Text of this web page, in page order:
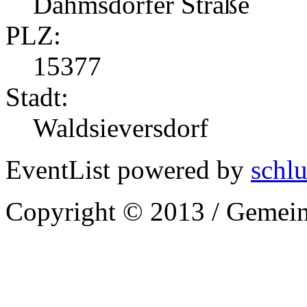
PLZ:
15377
Stadt:
Waldsieversdorf
EventList powered by
Copyright © 2013 /